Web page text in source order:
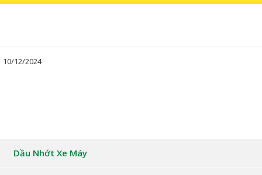
10/12/2024
Dầu Nhớt Xe Máy